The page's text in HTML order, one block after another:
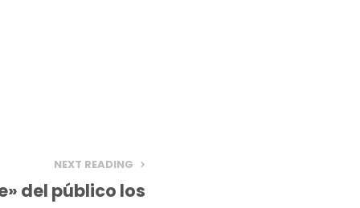
NEXT READING
del público los